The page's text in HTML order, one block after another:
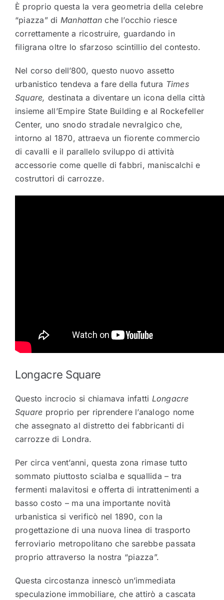
È proprio questa la vera geometria della celebre
“piazza” di Manhattanche l’occhio riesce
correttamente a ricostruire, guardando in
filigrana oltre lo sfarzoso scintillio del contesto.
Nel corso dell’800, questo nuovo assetto
urbanistico tendeva a fare della futura Times
Square, destinata a diventare un icona della città
insieme all’Empire State Building e al Rockefeller
Center, uno snodo stradale nevralgico che,
intorno al 1870, attraeva un fiorente commercio
di cavalli e il parallelo sviluppo di attività
accessorie come quelle di fabbri, maniscalchi e
costruttori di carrozze.
Longacre Square
Questo incrocio si chiamava infatti Longacre
Square proprio per riprendere l’analogo nome
che assegnato al distretto dei fabbricanti di
carrozze di Londra.
Per circa vent’anni, questa zona rimase tutto
sommato piuttosto scialba e squallida – tra
fermenti malavitosi e offerta di intrattenimenti a
basso costo – ma una importante novità
urbanistica si verificò nel 1890, con la
progettazione di una nuova linea di trasporto
ferroviario metropolitano che sarebbe passata
proprio attraverso la nostra “piazza”.
Questa circostanza innescò un’immediata
speculazione immobiliare, che attirò a cascata